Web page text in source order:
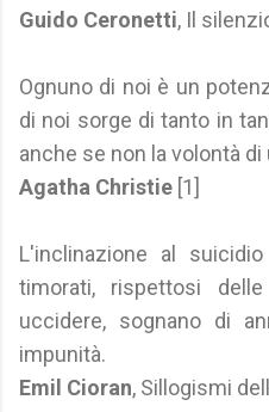
Guido Ceronetti, Il
Ognuno di noi è un
di noi sorge di tanto in
anche se non la volontà
Agatha Christie [1]
L'inclinazione al
timorati, rispettosi
uccidere, sognano di
impunità.
Emil Cioran, Sillogismi